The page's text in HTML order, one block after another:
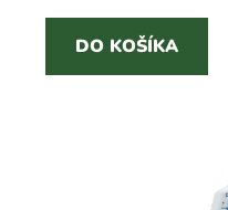
DO KOŠÍKA